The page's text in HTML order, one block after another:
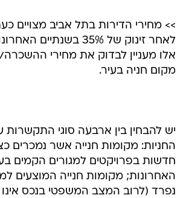
>> מחירי הדירות בתל אביב מצויים
לאחר זינוק של 35%
אלו מעניין לבדוק את מחירי
מקום חניה בעיר.
יש להבחין בין ארבעה סוגי התקשרות
החניות: מקומות חנייה אשר נמכרים
חדשות בפרויקטים למגורים הקמים
האחרונות; מקומות חנייה המוצעים
נפרד (לרוב המצב המשפטי בנכס